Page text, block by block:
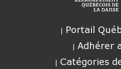
Portail
Adhérer
Catégories